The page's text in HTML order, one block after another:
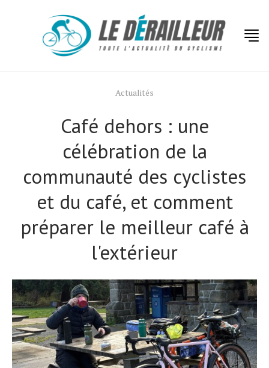
Actualités
Café dehors : une
célébration de la
communauté des cyclistes
et du café, et comment
préparer le meilleur café à
l'extérieur